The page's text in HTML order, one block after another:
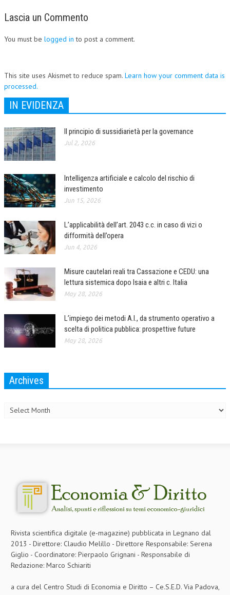
Lascia un Commento
You must be logged in to post a comment.
This site uses Akismet to reduce spam. Learn how your comment data is
processed.
IN EVIDENZA
Il principio di sussidiarietà per la governance
Jul 2, 2026
Intelligenza artificiale e calcolo del rischio di
investimento
Jun 15, 2026
L’applicabilità dell’art. 2043 c.c. in caso di vizi o
difformità dell’opera
Jun 4, 2026
Misure cautelari reali tra Cassazione e CEDU: una
lettura sistemica dopo Isaia e altri c. Italia
May 28, 2026
L’impiego dei metodi A.I., da strumento operativo a
scelta di politica pubblica: prospettive future
May 28, 2026
Archives
Rivista scientifica digitale (e-magazine) pubblicata in Legnano dal
2013 - Direttore: Claudio Melillo - Direttore Responsabile: Serena
Giglio - Coordinatore: Pierpaolo Grignani - Responsabile di
Redazione: Marco Schiariti
a cura del Centro Studi di Economia e Diritto – Ce.S.E.D. Via Padova,